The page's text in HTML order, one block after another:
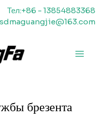
Тел:+86 - 13854883368
брезента